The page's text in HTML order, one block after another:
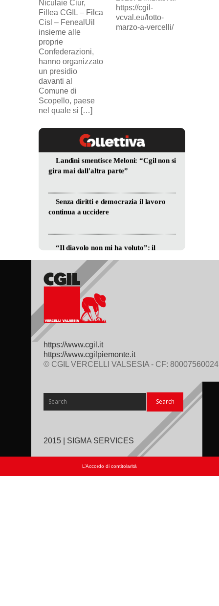
Niculaie Ciur,
Fillea CGIL – Filca
Cisl – FenealUil
insieme alle
proprie
Confederazioni,
hanno organizzato
un presidio
davanti al
Comune di
Scopello, paese
nel quale si […]
https://cgil-
vcval.eu/lotto-
marzo-a-vercelli/
https://www.cgil.it
https://www.cgilpiemonte.it
© CGIL VERCELLI VALSESIA - CF: 80007560024
2015 | SIGMA SERVICES
L’Accordo di contitolarità